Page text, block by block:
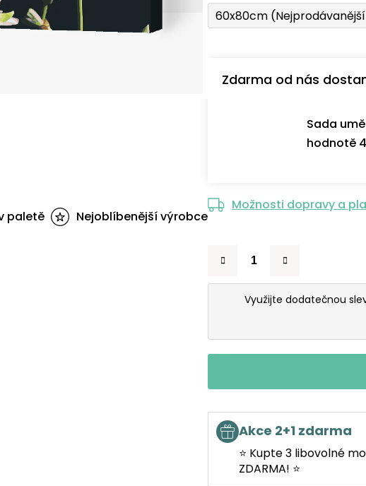
60x80cm
Zdarma od nás
Sada
hodnotě
Možnosti dopravy a
Využijte dodatečnou
Akce 2+1 zdarma
⭐ Kupte 3 libovolné
ZDARMA! ⭐
paletě Nejoblíbenější výrobce